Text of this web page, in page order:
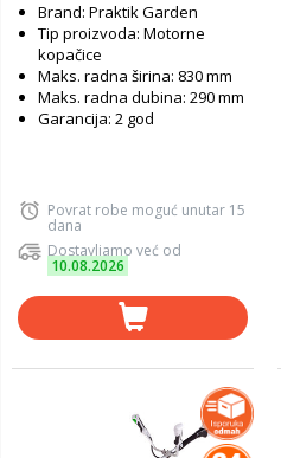
Brand: Praktik Garden
Tip proizvoda: Motorne
kopačice
Maks. radna širina: 830 mm
Maks. radna dubina: 290 mm
Garancija: 2 god
Povrat robe moguć unutar 15
dana
Dostavljamo već od
10.08.2026